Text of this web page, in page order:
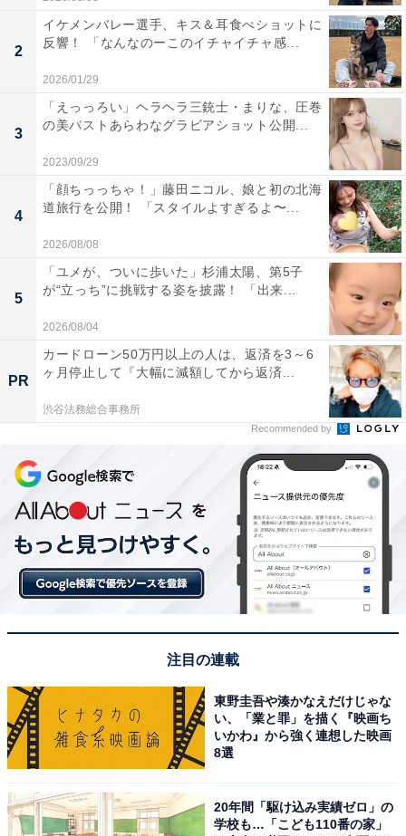
2
イケメンバレー選手、キス＆耳食べショットに
反響！ 「なんなのーこのイチャイチャ感...
2026/01/29
3
「えっっろい」ヘラヘラ三銃士・まりな、圧巻
の美バストあらわなグラビアショット公開...
2023/09/29
4
「顔ちっっちゃ！」藤田ニコル、娘と初の北海
道旅行を公開！ 「スタイルよすぎるよ〜...
2026/08/08
5
「ユメが、ついに歩いた」杉浦太陽、第5子
が“立っち”に挑戦する姿を披露！ 「出来...
2026/08/04
PR
カードローン50万円以上の人は、返済を3～6
ヶ月停止して『大幅に減額してから返済...
渋谷法務総合事務所
Recommended by
注目の連載
東野圭吾や湊かなえだけじゃな
い、「業と罪」を描く『映画ち
いかわ』から強く連想した映画
8選
20年間「駆け込み実績ゼロ」の
学校も…「こども110番の家」